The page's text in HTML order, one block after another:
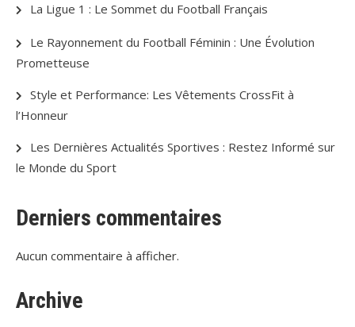
La Ligue 1 : Le Sommet du Football Français
Le Rayonnement du Football Féminin : Une Évolution
Prometteuse
Style et Performance: Les Vêtements CrossFit à
l’Honneur
Les Dernières Actualités Sportives : Restez Informé sur
le Monde du Sport
Derniers commentaires
Aucun commentaire à afficher.
Archive